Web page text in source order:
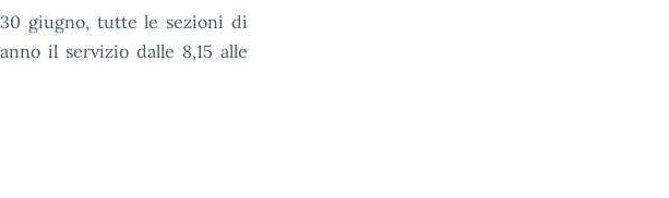
30 giugno, tutte le sezioni di
il servizio dalle 8,15 alle